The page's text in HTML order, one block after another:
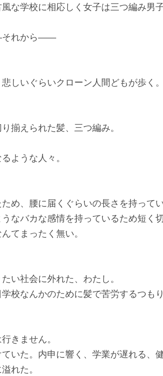
な学校に相応しく女子は三つ編み男
それから――
しいぐらいクローン人間どもが歩く。
揃えられた髪、三つ編み。
ような人々。
め、腰に届くぐらいの長さを持ってい
なバカな感情を持っているため短く
てまったく無い。
い社会に外れた、わたし。
校なんかのために髪で苦労するつも
きません。
いた。内申に響く、学業が遅れる、
れた。